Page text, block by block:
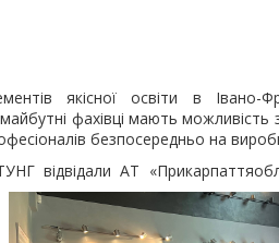
якісної освіти в Івано-
фахівці мають можливість
безпосередньо на
відвідали АТ